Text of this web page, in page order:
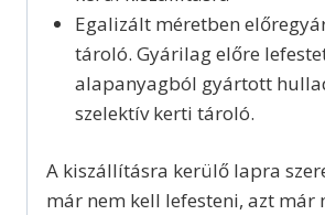
Egalizált méretben
tároló. Gyárilag előre
alapanyagból gyártott
szelektív kerti tároló.
A kiszállításra kerülő lapra
már nem kell lefesteni, azt már